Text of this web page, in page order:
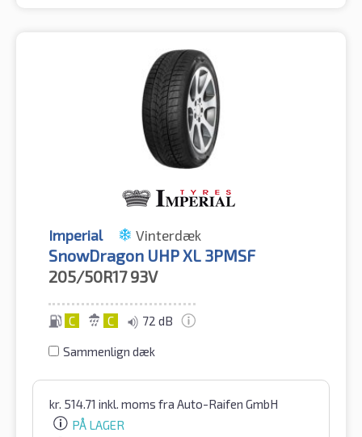
Imperial Vinterdæk
SnowDragon UHP XL 3PMSF
205/50R17 93V
C C 72 dB
Sammenlign dæk
kr. 514.71 inkl. moms fra Auto-Raifen GmbH
PÅ LAGER